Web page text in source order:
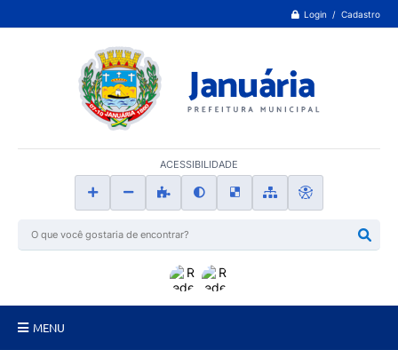
Login / Cadastro
ACESSIBILIDADE
MENU